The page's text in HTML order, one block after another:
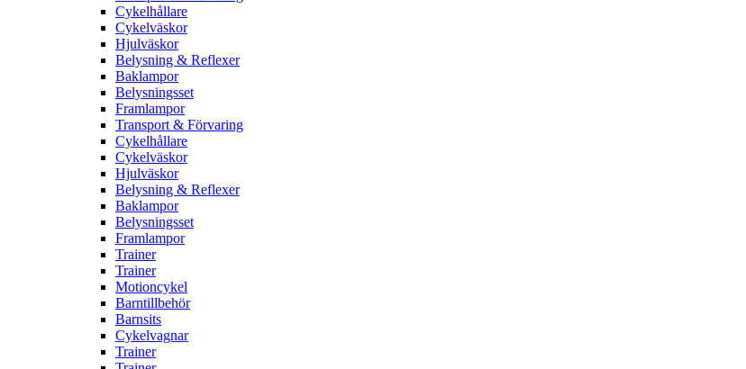
Cykelhållare
Cykelväskor
Hjulväskor
Belysning & Reflexer
Baklampor
Belysningsset
Framlampor
Transport & Förvaring
Cykelhållare
Cykelväskor
Hjulväskor
Belysning & Reflexer
Baklampor
Belysningsset
Framlampor
Trainer
Trainer
Motioncykel
Barntillbehör
Barnsits
Cykelvagnar
Trainer